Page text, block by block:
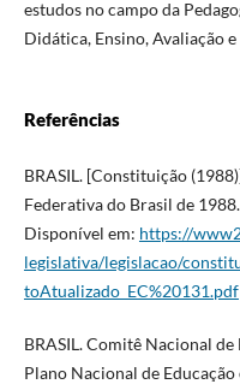
estudos no campo da
Didática, Ensino, Avaliação
Referências
BRASIL. [Constituição
Federativa do Brasil de
Disponível em: https://
legislativa/legislacao/
toAtualizado_EC%20131.pdf
BRASIL. Comitê Nacional
Plano Nacional de